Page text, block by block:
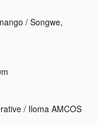
/ Songwe,
/ Iloma AMCOS